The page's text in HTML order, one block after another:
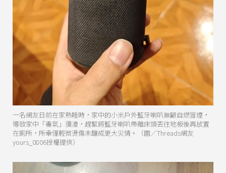
一名網友日前在家熟睡時，家中的小米戶外藍牙喇叭無顧自燃冒煙，
導致家中「毒氣」瀰漫，趕緊將藍牙喇叭帶離床頭丟往地板後再放置
在廁所，所幸僅輕微燙傷未釀成更大災情。（圖／Threads網友
yours_0806授權提供）